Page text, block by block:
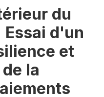
du
Essai d'un
et
la